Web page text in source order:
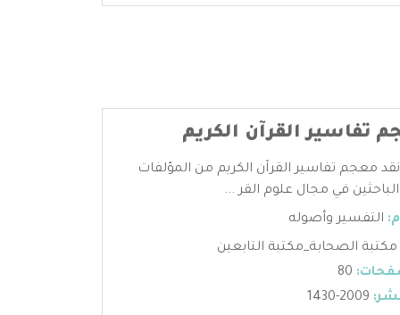
تفاسير القرآن الكريم
معجم تفاسير القرآن الكريم من المؤلفات
في مجال علوم القر ...
التفسير وأصوله
مكتبة الصحابة_مكتبة التابعين